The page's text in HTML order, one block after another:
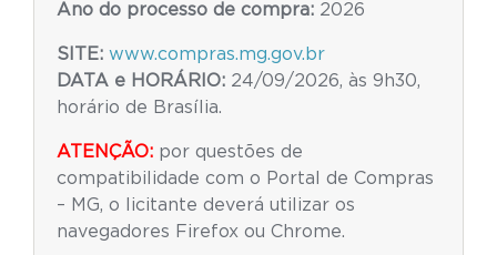
Ano do processo de compra: 2026
SITE: www.compras.mg.gov.br
DATA e HORÁRIO: 24/09/2026, às 9h30,
horário de Brasília.
ATENÇÃO: por questões de
compatibilidade com o Portal de Compras
– MG, o licitante deverá utilizar os
navegadores Firefox ou Chrome.